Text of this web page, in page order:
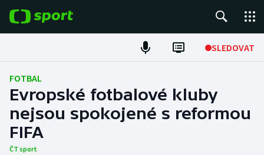
SLEDOVAT
Fotbal
Hokej
Tenis
FOTBAL
Evropské fotbalové kluby
nejsou spokojené s reformou
FIFA
ČT sport